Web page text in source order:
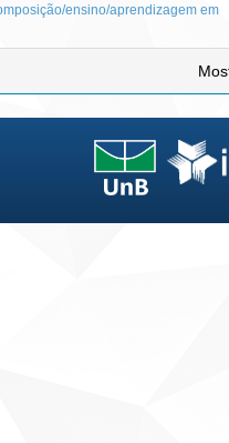
ensino/aprendizagem em